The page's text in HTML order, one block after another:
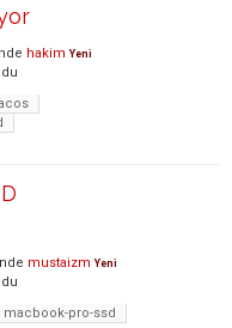
hakim Yeni
mustaizm Yeni
macbook-pro-ssd